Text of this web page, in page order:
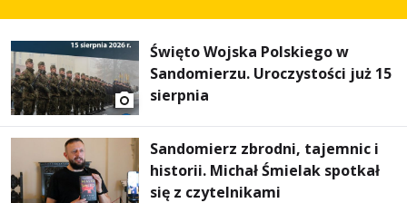
Święto Wojska Polskiego w
Sandomierzu. Uroczystości już 15
sierpnia
Sandomierz zbrodni, tajemnic i
historii. Michał Śmielak spotkał
się z czytelnikami